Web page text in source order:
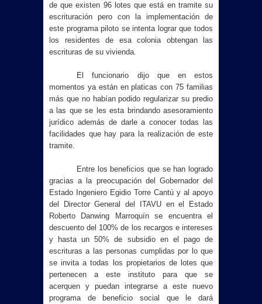
de que existen 96 lotes que está en tramite su
escrituración pero con la implementación de
este programa piloto se intenta lograr que todos
los residentes de esa colonia obtengan las
escrituras de su vivienda.
El funcionario dijo que en estos
momentos ya están en platicas con 75 familias
más que no habían podido regularizar su predio
a las que se les esta brindando asesoramiento
jurídico además de darle a conocer todas las
facilidades que hay para la realización de este
tramite.
Entre los beneficios que se han logrado
gracias a la preocupación del Gobernador del
Estado Ingeniero Egidio Torre Cantú y al apoyo
del Director General del ITAVU en el Estado
Roberto Danwing Marroquín se encuentra el
descuento del 100% de los recargos e intereses
y hasta un 50% de subsidio en el pago de
escrituras a las personas cumplidas por lo que
se invita a todas los propietarios de lotes que
pertenecen a este instituto para que se
acerquen y puedan integrarse a este nuevo
programa de beneficio social que le dará